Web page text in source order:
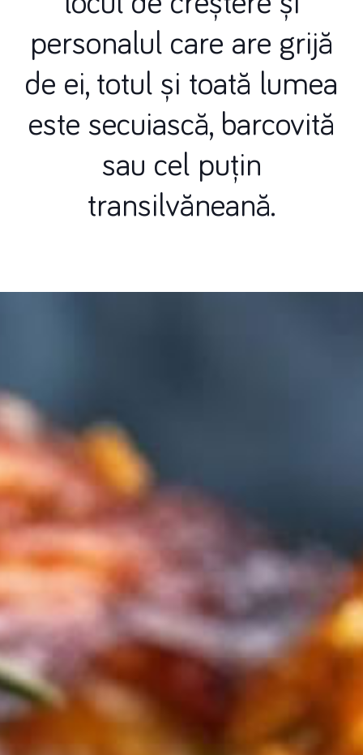
personalul care are grijă
de ei, totul și toată lumea
este secuiască, barcovită
sau cel puțin
transilvăneană.